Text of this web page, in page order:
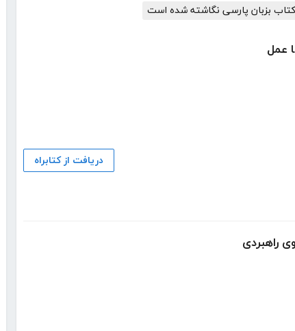
کتاب بزبان پارسی نگاشته شده است
عمل
دریافت از کتابراه
راهبردی